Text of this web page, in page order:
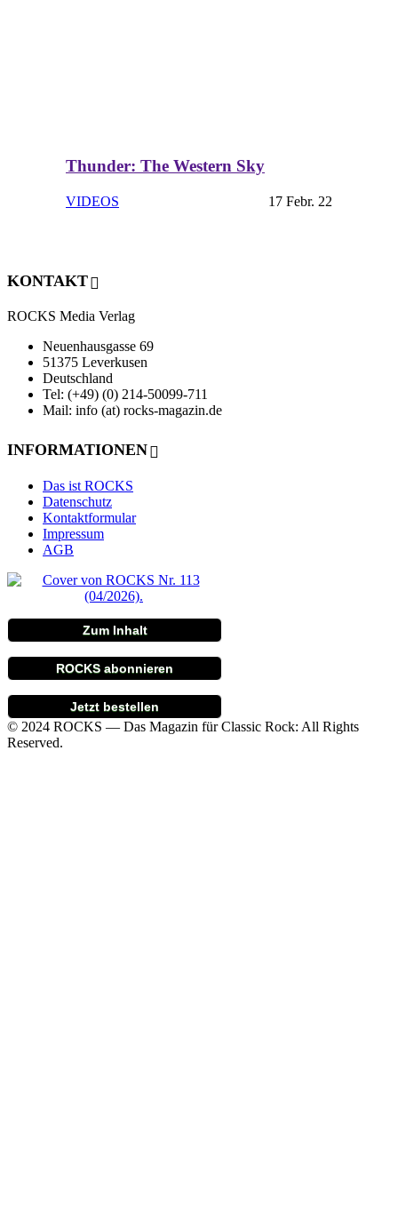
Thunder: The Western Sky
VIDEOS 17 Febr. 22
KONTAKT
ROCKS Media Verlag
Neuenhausgasse 69
51375 Leverkusen
Deutschland
Tel: (+49) (0) 214-50099-711
Mail: info (at) rocks-magazin.de
INFORMATIONEN
Das ist ROCKS
Datenschutz
Kontaktformular
Impressum
AGB
Zum Inhalt
ROCKS abonnieren
Jetzt bestellen
© 2024 ROCKS — Das Magazin für Classic Rock: All Rights
Reserved.